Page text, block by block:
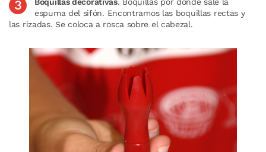
espuma del sifón. Encontramos las boquillas rectas y
las rizadas. Se coloca a rosca sobre el cabezal.